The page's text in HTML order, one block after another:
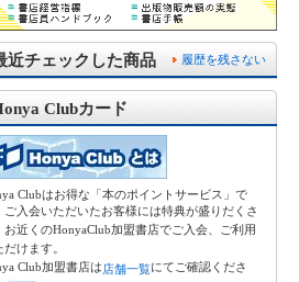
履歴を残さない
近チェックした商品
Clubカード
Clubはお得な「本のポイントサービス」で
ご入会いただいたお客様には特典が盛りだくさ
お近くのHonyaClub加盟書店でご入会、ご利用
だけます。
Club加盟書店は店舗一覧にてご確認くださ